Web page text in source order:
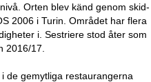
Orten blev känd genom skid-
2006 i Turin. Området har flera
i. Sestriere stod åter som
2016/17.
de gemytliga restaurangerna